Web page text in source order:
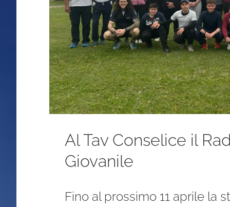
Al Tav Conselice il
Giovanile
Fino al prossimo 11 aprile la